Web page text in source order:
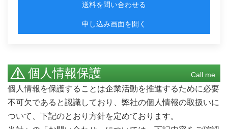
送料を問い合わせる
申し込み画面を開く
個人情報保護 Call me
個人情報を保護することは企業活動を推進するために必要
不可欠であると認識しており、弊社の個人情報の取扱いに
ついて、下記のとおり方針を定めております。